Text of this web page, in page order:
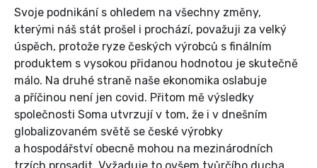
Svoje podnikání s ohledem na všechny změny,
kterými náš stát prošel i prochází, považuji za velký
úspěch, protože ryze českých výrobců s finálním
produktem s vysokou přidanou hodnotou je skutečně
málo. Na druhé straně naše ekonomika oslabuje
a příčinou není jen covid. Přitom mě výsledky
společnosti Soma utvrzují v tom, že i v dnešním
globalizovaném světě se české výrobky
a hospodářství obecně mohou na mezinárodních